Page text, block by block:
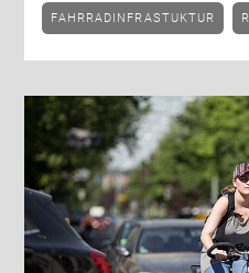
FAHRRADINFRASTUKTUR